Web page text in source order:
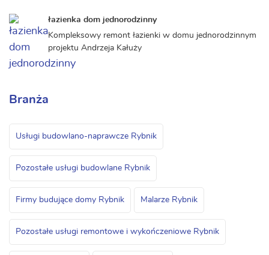
łazienka dom jednorodzinny
Kompleksowy remont łazienki w domu jednorodzinnym
projektu Andrzeja Kałuży
Branża
Usługi budowlano-naprawcze Rybnik
Pozostałe usługi budowlane Rybnik
Firmy budujące domy Rybnik Malarze Rybnik
Pozostałe usługi remontowe i wykończeniowe Rybnik